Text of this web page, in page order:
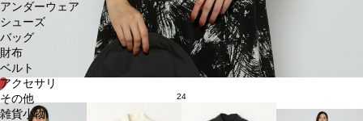
アンダーウェア
シューズ
バッグ
財布
ベルト
アクセサリ
その他
雑貨小物
24